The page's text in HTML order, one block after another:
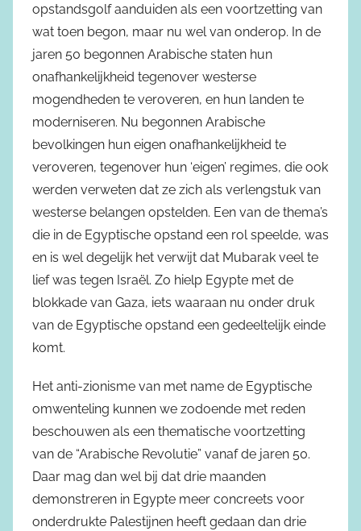
opstandsgolf aanduiden als een voortzetting van
wat toen begon, maar nu wel van onderop. In de
jaren 50 begonnen Arabische staten hun
onafhankelijkheid tegenover westerse
mogendheden te veroveren, en hun landen te
moderniseren. Nu begonnen Arabische
bevolkingen hun eigen onafhankelijkheid te
veroveren, tegenover hun ‘eigen’ regimes, die ook
werden verweten dat ze zich als verlengstuk van
westerse belangen opstelden. Een van de thema’s
die in de Egyptische opstand een rol speelde, was
en is wel degelijk het verwijt dat Mubarak veel te
lief was tegen Israël. Zo hielp Egypte met de
blokkade van Gaza, iets waaraan nu onder druk
van de Egyptische opstand een gedeeltelijk einde
komt.
Het anti-zionisme van met name de Egyptische
omwenteling kunnen we zodoende met reden
beschouwen als een thematische voortzetting
van de “Arabische Revolutie” vanaf de jaren 50.
Daar mag dan wel bij dat drie maanden
demonstreren in Egypte meer concreets voor
onderdrukte Palestijnen heeft gedaan dan drie